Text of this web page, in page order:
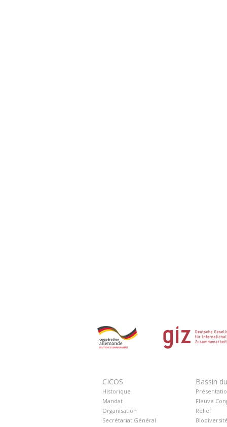
CICOS
Historique
Mandat
Organisation
Secrétariat Général
Bassin
Fleuve
Relief
Biodiversité